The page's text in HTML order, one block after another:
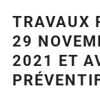
TRAVAUX
29
2021 ET